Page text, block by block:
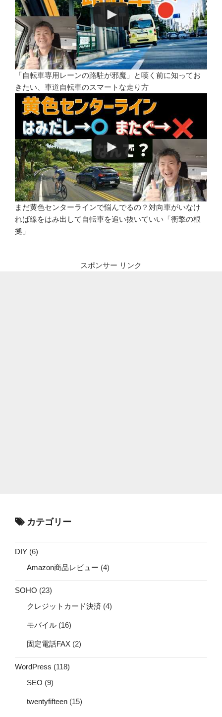
「自転車専用レーンの路駐が邪魔」と嘆く前に知ってお
きたい、車道自転車のスマートな走り方
まだ黄色センターラインで悩んでるの？対向車がいなけ
れば線をはみ出して自転車を追い抜いていい「衝撃の根
拠」
スポンサー リンク
カテゴリー
DIY (6)
Amazon商品レビュー (4)
SOHO (23)
クレジットカード決済 (4)
モバイル (16)
固定電話FAX (2)
WordPress (118)
SEO (9)
twentyfifteen (15)